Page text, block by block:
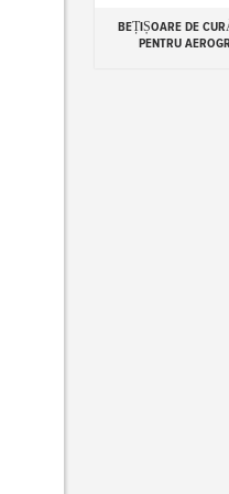
Add to cart
BEȚIȘOARE DE
PENTRU